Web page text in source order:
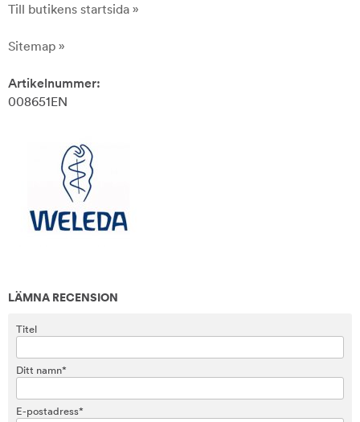
Till butikens startsida »
Sitemap »
Artikelnummer:
008651EN
LÄMNA RECENSION
Titel
Ditt namn*
E-postadress*